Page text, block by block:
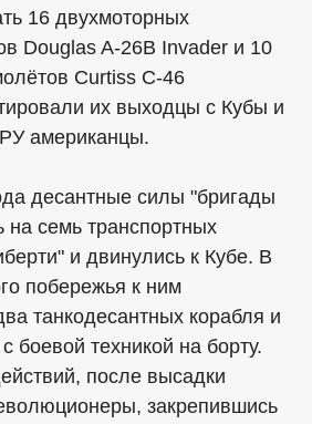
16 двухмоторных
Douglas A-26В Invader и 10
Curtiss C-46
их выходцы с Кубы и
американцы.
десантные силы "бригады
на семь транспортных
и двинулись к Кубе. В
побережья к ним
танкодесантных корабля и
боевой техникой на борту.
после высадки
закрепившись